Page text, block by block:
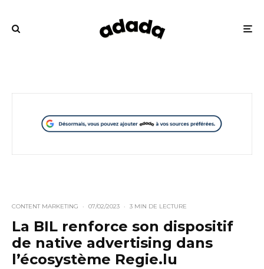
CONTENT MARKETING · 07/02/2023 · 3 MIN DE LECTURE
La BIL renforce son dispositif
de native advertising dans
l’écosystème Regie.lu